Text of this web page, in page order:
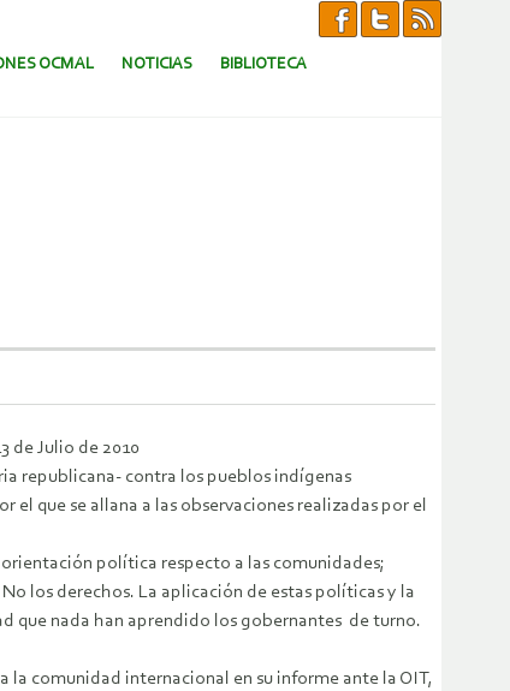
OCMAL NOTICIAS BIBLIOTECA
de Julio de 2010
republicana- contra los pueblos indígenas
que se allana a las observaciones realizadas por el
política respecto a las comunidades;
los derechos. La aplicación de estas políticas y la
que nada han aprendido los gobernantes de turno.
la comunidad internacional en su informe ante la OIT,